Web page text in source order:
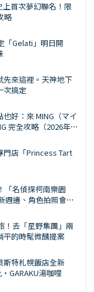
首次夢幻聯名！限
略
「Gelati」明日開
先來這裡。天神地下
次搞定
也好：來 MING（マイ
完全攻略（2026年
門店「Princess Tart
「名偵探柯南樂園
週邊、角色拍照會、
！去「星野集團」兩
平的時髦微醺提案
斯特札幌飯店全新
GARAKU湯咖哩